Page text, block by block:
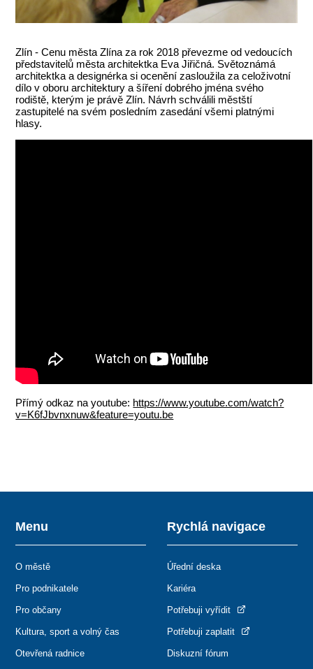
Zlín - Cenu města Zlína za rok 2018 převezme od vedoucích
představitelů města architektka Eva Jiřičná. Světoznámá
architektka a designérka si ocenění zasloužila za celoživotní
dílo v oboru architektury a šíření dobrého jména svého
rodiště, kterým je právě Zlín. Návrh schválili městští
zastupitelé na svém posledním zasedání všemi platnými
hlasy.
Přímý odkaz na youtube: https://www.youtube.com/watch?
v=K6fJbvnxnuw&feature=youtu.be
Menu
O městě
Pro podnikatele
Pro občany
Kultura, sport a volný čas
Otevřená radnice
Rychlá navigace
Úřední deska
Kariéra
Potřebuji vyřídit
Potřebuji zaplatit
Diskuzní fórum